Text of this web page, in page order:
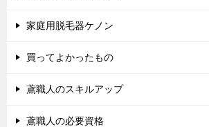
家庭用脱毛器ケノン
買ってよかったもの
鳶職人のスキルアップ
鳶職人の必要資格